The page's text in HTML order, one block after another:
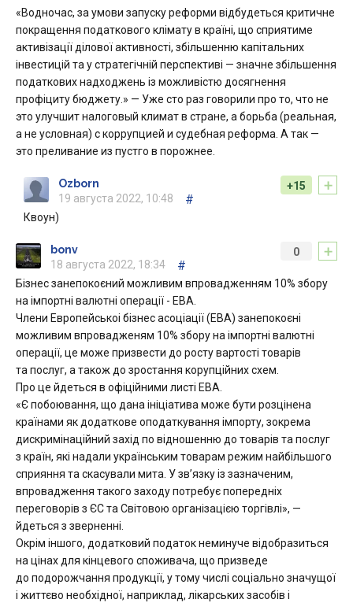
«Водночас, за умови запуску реформи відбудеться критичне
покращення податкового клімату в країні, що сприятиме
активізації ділової активності, збільшенню капітальних
інвестицій та у стратегічній перспективі — значне збільшення
податкових надходжень із можливістю досягнення
профіциту бюджету.» — Уже сто раз говорили про то, что не
это улучшит налоговый климат в стране, а борьба (реальная,
а не условная) с коррупцией и судебная реформа. А так —
это преливание из пустго в порожнее.
+
+15
Ozborn
19 августа 2022, 10:48
#
Квоун)
+
0
bonv
18 августа 2022, 18:34
#
Бізнес занепокоєний можливим впровадженням 10% збору
на імпортні валютні операції - ЕВА.
Члени Европейськоі бізнес асоціації (ЕВА) занепокоєні
можливим впровадженям 10% збору на імпортні валютні
операції, це може призвести до росту вартості товарів
та послуг, а також до зростання корупційних схем.
Про це йдеться в офіційними листі ЕВА.
«Є побоювання, що дана ініціатива може бути розцінена
країнами як додаткове оподаткування імпорту, зокрема
дискримінаційний захід по відношенню до товарів та послуг
з країн, які надали українським товарам режим найбільшого
сприяння та скасували мита. У зв’язку із зазначеним,
впровадження такого заходу потребує попередніх
переговорів з ЄС та Світовою організацією торгівлі», —
йдеться з зверненні.
Окрім іншого, додатковий податок неминуче відобразиться
на цінах для кінцевого споживача, що призведе
до подорожчання продукції, у тому числі соціально значущої
і життєво необхідної, наприклад, лікарських засобів і